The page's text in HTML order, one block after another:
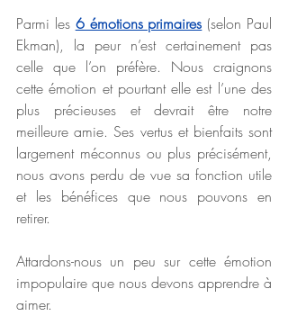
Parmi les 6 émotions primaires (selon Paul
Ekman), la peur n’est certainement pas
celle que l’on préfère. Nous craignons
cette émotion et pourtant elle est l’une des
plus précieuses et devrait être notre
meilleure amie. Ses vertus et bienfaits sont
largement méconnus ou plus précisément,
nous avons perdu de vue sa fonction utile
et les bénéfices que nous pouvons en
retirer.
Attardons-nous un peu sur cette émotion
impopulaire que nous devons apprendre à
aimer.